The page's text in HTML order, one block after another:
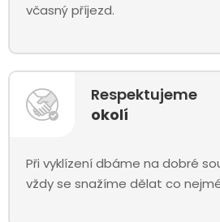
včasný příjezd.
Respektujeme
okolí
Při vyklízení dbáme na dobré
vždy se snažíme dělat co